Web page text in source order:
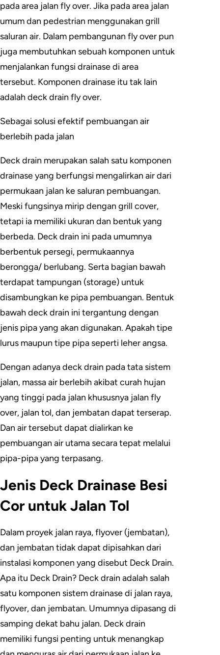
pada area jalan fly over. Jika pada area jalan
umum dan pedestrian menggunakan grill
saluran air. Dalam pembangunan fly over pun
juga membutuhkan sebuah komponen untuk
menjalankan fungsi drainase di area
tersebut. Komponen drainase itu tak lain
adalah deck drain fly over.
Sebagai solusi efektif pembuangan air
berlebih pada jalan
Deck drain merupakan salah satu komponen
drainase yang berfungsi mengalirkan air dari
permukaan jalan ke saluran pembuangan.
Meski fungsinya mirip dengan grill cover,
tetapi ia memiliki ukuran dan bentuk yang
berbeda. Deck drain ini pada umumnya
berbentuk persegi, permukaannya
berongga/ berlubang. Serta bagian bawah
terdapat tampungan (storage) untuk
disambungkan ke pipa pembuangan. Bentuk
bawah deck drain ini tergantung dengan
jenis pipa yang akan digunakan. Apakah tipe
lurus maupun tipe pipa seperti leher angsa.
Dengan adanya deck drain pada tata sistem
jalan, massa air berlebih akibat curah hujan
yang tinggi pada jalan khususnya jalan fly
over, jalan tol, dan jembatan dapat terserap.
Dan air tersebut dapat dialirkan ke
pembuangan air utama secara tepat melalui
pipa-pipa yang terpasang.
Jenis Deck Drainase Besi
Cor untuk Jalan Tol
Dalam proyek jalan raya, flyover (jembatan),
dan jembatan tidak dapat dipisahkan dari
instalasi komponen yang disebut Deck Drain.
Apa itu Deck Drain? Deck drain adalah salah
satu komponen sistem drainase di jalan raya,
flyover, dan jembatan. Umumnya dipasang di
samping dekat bahu jalan. Deck drain
memiliki fungsi penting untuk menangkap